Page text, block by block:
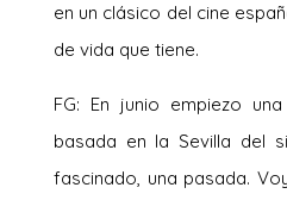
en un clásico del cine
de vida que tiene.
FG: En junio empiezo
basada en la Sevilla del
fascinado, una pasada.